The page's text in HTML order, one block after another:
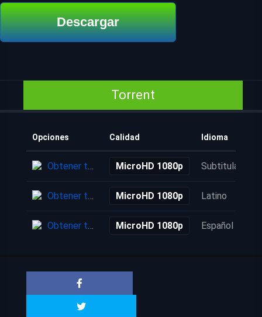
Descargar
Torrent
Opciones Calidad Idioma
Obtener torrent MicroHD 1080p Subtitulada
Obtener torrent MicroHD 1080p Latino
Obtener torrent MicroHD 1080p Español